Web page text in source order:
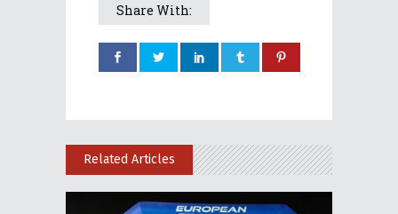
Share With:
Related Articles